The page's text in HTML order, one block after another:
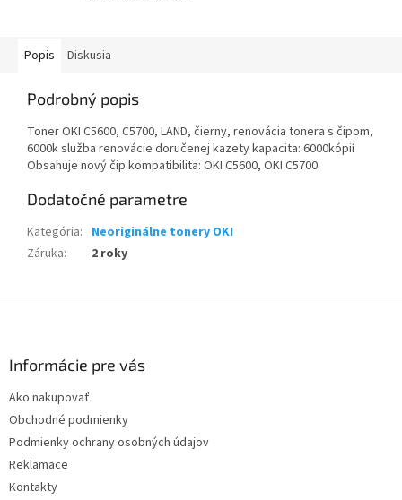
Popis Diskusia
Podrobný popis
Toner OKI C5600, C5700, LAND, čierny, renovácia tonera s čipom,
6000k služba renovácie doručenej kazety kapacita: 6000kópií
Obsahuje nový čip kompatibilita: OKI C5600, OKI C5700
Dodatočné parametre
Kategória: Neoriginálne tonery OKI
Záruka: 2 roky
Informácie pre vás
Ako nakupovať
Obchodné podmienky
Podmienky ochrany osobných údajov
Reklamace
Kontakty